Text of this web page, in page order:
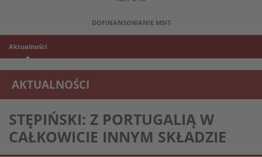
DOFINANSOWANIE MSIT
Aktualności
AKTUALNOŚCI
REPREZENTACJA MŁODZIEŻOWA U-20
STĘPIŃSKI: Z PORTUGALIĄ W
CAŁKOWICIE INNYM SKŁADZIE